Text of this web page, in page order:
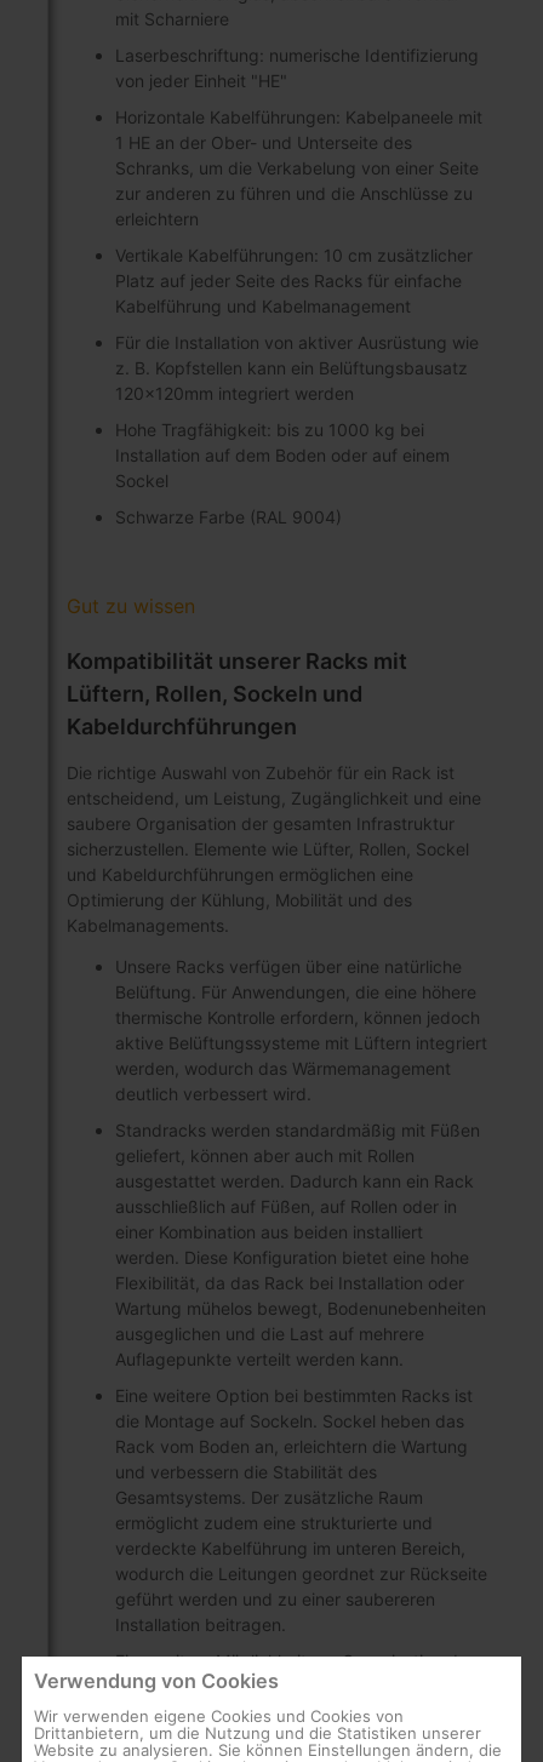
mit Scharniere
Laserbeschriftung: numerische Identifizierung
von jeder Einheit "HE"
Horizontale Kabelführungen: Kabelpaneele mit
1 HE an der Ober- und Unterseite des
Schranks, um die Verkabelung von einer Seite
zur anderen zu führen und die Anschlüsse zu
erleichtern
Vertikale Kabelführungen: 10 cm zusätzlicher
Platz auf jeder Seite des Racks für einfache
Kabelführung und Kabelmanagement
Für die Installation von aktiver Ausrüstung wie
z. B. Kopfstellen kann ein Belüftungsbausatz
120x120mm integriert werden
Hohe Tragfähigkeit: bis zu 1000 kg bei
Installation auf dem Boden oder auf einem
Sockel
Schwarze Farbe (RAL 9004)
Gut zu wissen
Kompatibilität unserer Racks mit
Lüftern, Rollen, Sockeln und
Kabeldurchführungen
Die richtige Auswahl von Zubehör für ein Rack ist
entscheidend, um Leistung, Zugänglichkeit und eine
saubere Organisation der gesamten Infrastruktur
sicherzustellen. Elemente wie Lüfter, Rollen, Sockel
und Kabeldurchführungen ermöglichen eine
Optimierung der Kühlung, Mobilität und des
Kabelmanagements.
Unsere Racks verfügen über eine natürliche
Belüftung. Für Anwendungen, die eine höhere
thermische Kontrolle erfordern, können jedoch
aktive Belüftungssysteme mit Lüftern integriert
werden, wodurch das Wärmemanagement
deutlich verbessert wird.
Standracks werden standardmäßig mit Füßen
geliefert, können aber auch mit Rollen
ausgestattet werden. Dadurch kann ein Rack
ausschließlich auf Füßen, auf Rollen oder in
einer Kombination aus beiden installiert
werden. Diese Konfiguration bietet eine hohe
Flexibilität, da das Rack bei Installation oder
Wartung mühelos bewegt, Bodenunebenheiten
ausgeglichen und die Last auf mehrere
Auflagepunkte verteilt werden kann.
Eine weitere Option bei bestimmten Racks ist
die Montage auf Sockeln. Sockel heben das
Rack vom Boden an, erleichtern die Wartung
und verbessern die Stabilität des
Gesamtsystems. Der zusätzliche Raum
ermöglicht zudem eine strukturierte und
verdeckte Kabelführung im unteren Bereich,
wodurch die Leitungen geordnet zur Rückseite
geführt werden und zu einer saubereren
Installation beitragen.
Eine weitere Möglichkeit zur Organisation der
Verkabelung ist der Einsatz von
Kabeldurchführungen. Diese ermöglichen ein
effizientes Kabelmanagement innerhalb des
Verwendung von Cookies
Wir verwenden eigene Cookies und Cookies von
Drittanbietern, um die Nutzung und die Statistiken unserer
Website zu analysieren. Sie können Einstellungen ändern, die